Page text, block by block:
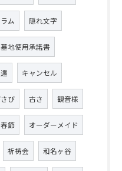
ム 隠れ文字
墓地使用承諾書
キャンセル
び 古さ 観音様
春節 オーダーメイド
祈祷会 和名ヶ谷